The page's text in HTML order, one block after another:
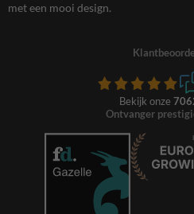
met een mooi design.
Bekijk onze
Ontvanger